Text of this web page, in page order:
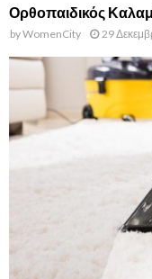
Ορθοπαιδικός
byWomenCity 29